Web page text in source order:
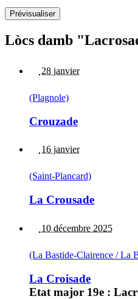
Lòcs damb
28 janvier
(Plagnole)
Crouzade
16 janvier
(Saint-Plancard)
La Crousade
10 décembre 2025
(La Bastide-Clairence / La
La Croisade
Etat major 19e :